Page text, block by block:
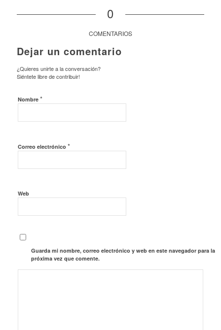
0
COMENTARIOS
Dejar un comentario
¿Quieres unirte a la conversación?
Siéntete libre de contribuir!
Nombre *
Correo electrónico *
Web
Guarda mi nombre, correo electrónico y web en este navegador para la
próxima vez que comente.